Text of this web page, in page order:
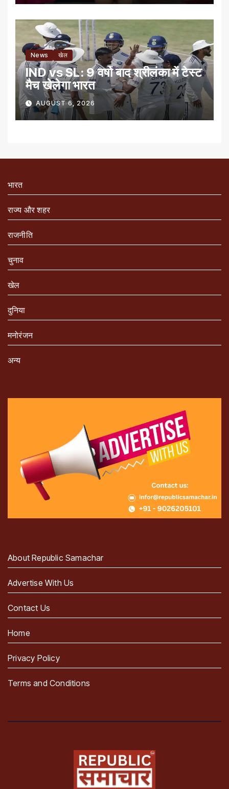
News खेल
IND vs SL: 9 वर्षो बाद श्रीलंका में टेस्‍ट
मैच खेलेगा भारत
AUGUST 6, 2026
भारत
राज्य और शहर
राजनीति
चुनाव
खेल
दुनिया
मनोरंजन
अन्य
About Republic Samachar
Advertise With Us
Contact Us
Home
Privacy Policy
Terms and Conditions